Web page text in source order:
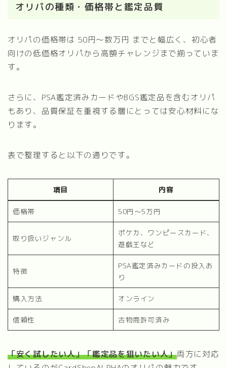
オリパの種類・価格帯と鑑定品質
オリパの価格帯は 50円～数万円 までと幅広く、初心者
向けの低価格オリパから高額チャレンジまで揃っていま
す。
さらに、PSA鑑定済みカードやBGS鑑定品を含むオリパ
もあり、品質保証を重視する層にとっては安心材料にな
ります。
表で整理すると以下の通りです。
項目 内容
価格帯 50円～5万円
取り扱いジャンル
ポケカ、ワンピースカード、
遊戯王など
特徴
PSA鑑定済みカードの投入あ
り
購入方法 オンライン
信頼性 古物商許可済み
「安く試したい人」「鑑定品を狙いたい人」両方に対応